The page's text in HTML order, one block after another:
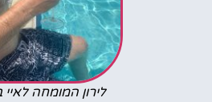
לירון המומחה